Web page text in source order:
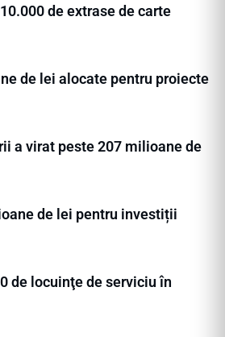
de extrase de carte
de lei alocate pentru proiecte
a virat peste 207 milioane de
de lei pentru investiții
de locuinţe de serviciu în